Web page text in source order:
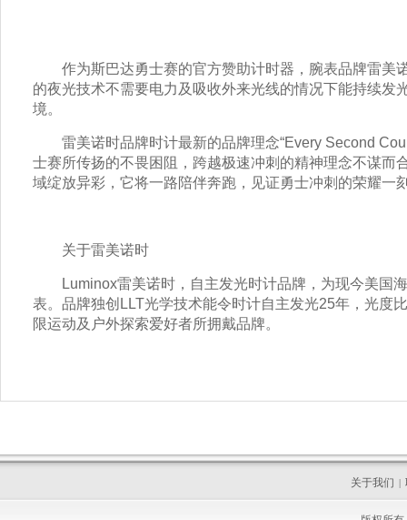
作为斯巴达勇士赛的官方赞助计时器，腕表品牌雷美
的夜光技术不需要电力及吸收外来光线的情况下能持续
境。
雷美诺时品牌时计最新的品牌理念“Every Second
士赛所传扬的不畏困阻，跨越极速冲刺的精神理念不谋
域绽放异彩，它将一路陪伴奔跑，见证勇士冲刺的荣耀一
关于雷美诺时
Luminox雷美诺时，自主发光时计品牌，为现今美国海
表。品牌独创LLT光学技术能令时计自主发光25年，光度
限运动及户外探索爱好者所拥戴品牌。
关于我们 |